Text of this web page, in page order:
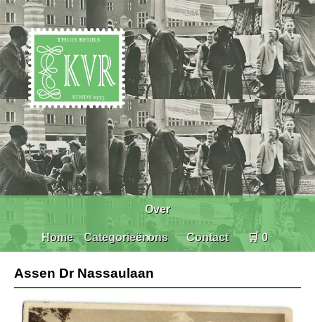
Home Categorieën
Over
ons Contact 🛒 0
Assen Dr Nassaulaan